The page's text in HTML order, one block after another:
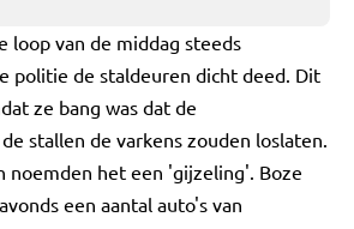
loop van de middag steeds
politie de staldeuren dicht deed. Dit
ze bang was dat de
stallen de varkens zouden loslaten.
noemden het een 'gijzeling'. Boze
een aantal auto's van